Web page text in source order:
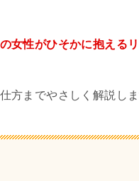
女性がひそかに抱える
方までやさしく解説しま